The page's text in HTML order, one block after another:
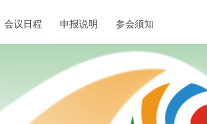
会议日程 申报说明 参会须知